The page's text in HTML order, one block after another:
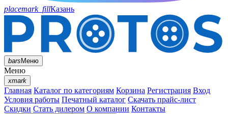
placemark_fillКазань
barsМеню
Меню
xmark
Главная Каталог по категориям Корзина Регистрация Вход
Условия работы Печатный каталог Скачать прайс-лист
Скидки Стать дилером О компании Контакты